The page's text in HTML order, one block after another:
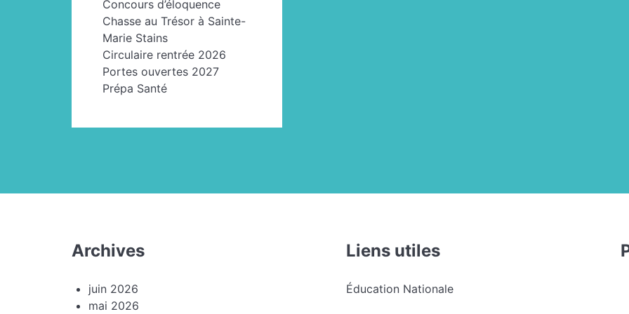
Concours d’éloquence
Chasse au Trésor à Sainte-
Marie Stains
Circulaire rentrée 2026
Portes ouvertes 2027
Prépa Santé
Archives
juin 2026
mai 2026
Liens utiles
Éducation Nationale